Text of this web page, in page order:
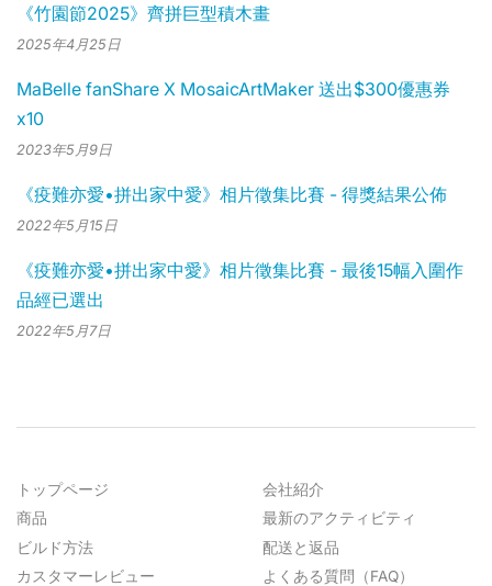
《竹園節2025》齊拼巨型積木畫
2025年4月25日
MaBelle fanShare X MosaicArtMaker 送出$300優惠券
x10
2023年5月9日
《疫難亦愛•拼出家中愛》相片徵集比賽 - 得獎結果公佈
2022年5月15日
《疫難亦愛•拼出家中愛》相片徵集比賽 - 最後15幅入圍作
品經已選出
2022年5月7日
トップページ
商品
ビルド方法
カスタマーレビュー
会社紹介
最新のアクティビティ
配送と返品
よくある質問（FAQ）